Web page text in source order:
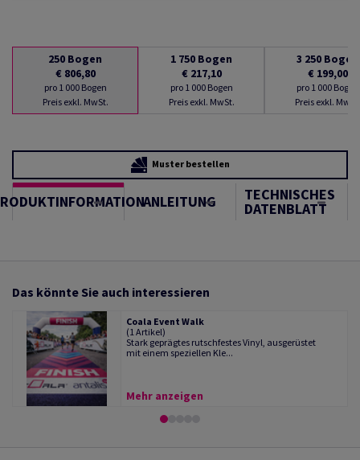
250 Bogen
€ 806,80
pro 1 000 Bogen
Preis exkl. MwSt.
1 750 Bogen
€ 217,10
pro 1 000 Bogen
Preis exkl. MwSt.
3 250 Bogen
€ 199,00
pro 1 000 Bogen
Preis exkl. MwSt.
Muster bestellen
ANLEITUNG TECHNISCHES
DATENBLATT
Das könnte Sie auch interessieren
Coala Event Walk
(1 Artikel)
Stark geprägtes rutschfestes Vinyl, ausgerüstet
mit einem speziellen Kle...
Mehr anzeigen